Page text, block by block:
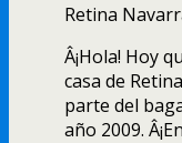
Retina
Â¡Hola! Hoy
casa de
parte del
año 2009.